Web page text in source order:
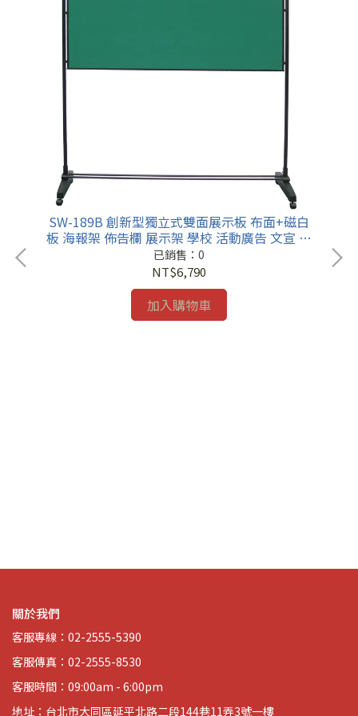
SW-189B 創新型獨立式雙面展示板 布面+磁白
板 海報架 佈告欄 展示架 學校 活動廣告 文宣 招
生
已銷售：0
NT$6,790
加入購物車
關於我們
客服專線：02-2555-5390
客服傳真：02-2555-8530
客服時間：09:00am - 6:00pm
地址：台北市大同區延平北路二段144巷11弄3號一樓